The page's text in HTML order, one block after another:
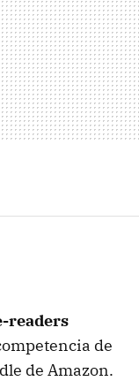
readers
de
de Amazon.